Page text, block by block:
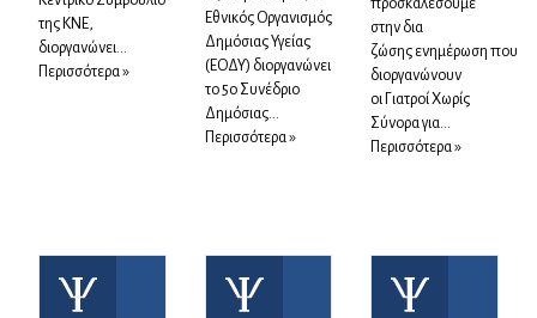
της ΚΝΕ,
διοργανώνει...
Περισσότερα »
Εθνικός Οργανισμός
Δημόσιας Υγείας
(ΕΟΔΥ) διοργανώνει
το 5ο Συνέδριο
Δημόσιας...
Περισσότερα »
προσκαλέσουμε
στην δια
ζώσης ενημέρωση που
διοργανώνουν
οι Γιατροί Χωρίς
Σύνορα για...
Περισσότερα »